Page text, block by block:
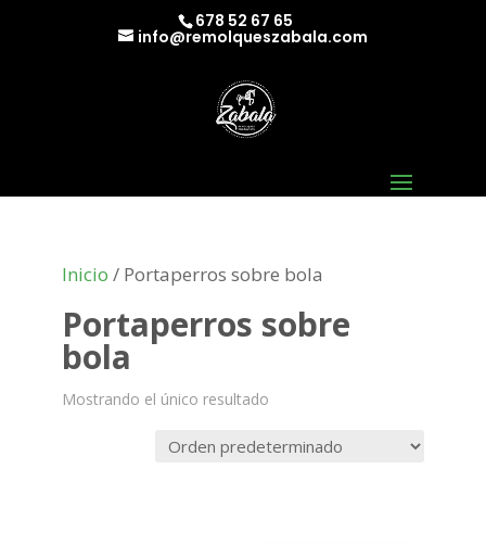
678 52 67 65
info@remolqueszabala.com
Inicio / Portaperros sobre bola
Portaperros sobre
bola
Mostrando el único resultado